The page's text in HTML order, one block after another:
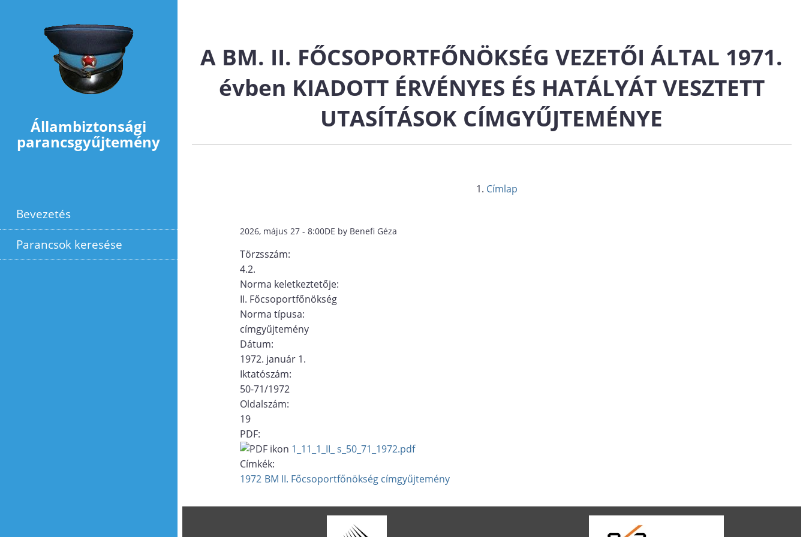
Állambiztonsági
parancsgyűjtemény
Bevezetés
Parancsok keresése
A BM. II. FŐCSOPORTFŐNÖKSÉG VEZETŐI ÁLTAL 1971.
évben KIADOTT ÉRVÉNYES ÉS HATÁLYÁT VESZTETT
UTASÍTÁSOK CÍMGYŰJTEMÉNYE
Címlap
2026, május 27 - 8:00DE by Benefi Géza
Törzsszám:
4.2.
Norma keletkeztetője:
II. Főcsoportfőnökség
Norma típusa:
címgyűjtemény
Dátum:
1972. január 1.
Iktatószám:
50-71/1972
Oldalszám:
19
PDF:
1_11_1_II_ s_50_71_1972.pdf
Címkék:
1972 BM II. Főcsoportfőnökség címgyűjtemény